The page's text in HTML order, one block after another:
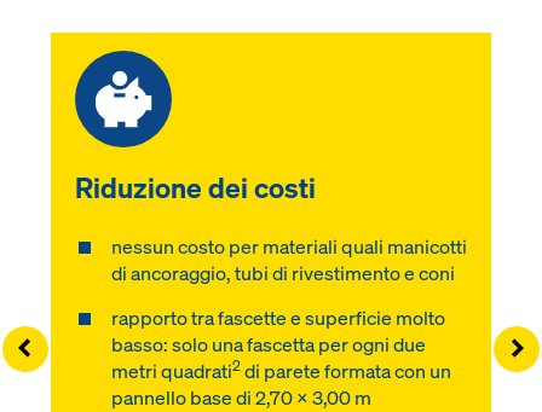
Riduzione dei costi
nessun costo per materiali quali manicotti
di ancoraggio, tubi di rivestimento e coni
rapporto tra fascette e superficie molto
basso: solo una fascetta per ogni due
metri quadrati2 di parete formata con un
pannello base di 2,70 x 3,00 m
Left